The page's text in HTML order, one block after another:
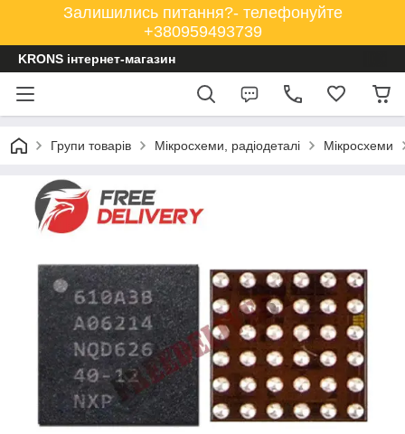
Залишились питання?- телефонуйте
+380959493739
KRONS інтернет-магазин
Групи товарів Мікросхеми, радіодеталі Мікросхеми